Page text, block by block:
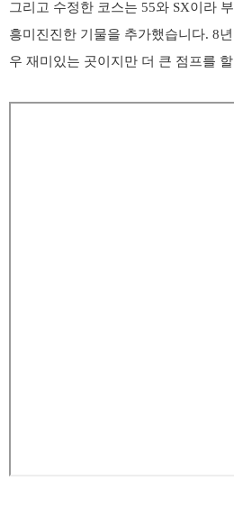
그리고 수정한 코스는 55와 SX이라
흥미진진한 기물을 추가했습니다. 8
우 재미있는 곳이지만 더 큰 점프를